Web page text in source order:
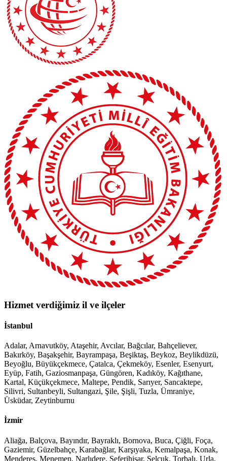
Hizmet verdiğimiz il ve ilçeler
İstanbul
Adalar, Arnavutköy, Ataşehir, Avcılar, Bağcılar, Bahçeliever,
Bakırköy, Başakşehir, Bayrampaşa, Beşiktaş, Beykoz, Beylikdüzü,
Beyoğlu, Büyükçekmece, Çatalca, Çekmeköy, Esenler, Esenyurt,
Eyüp, Fatih, Gaziosmanpaşa, Güngören, Kadıköy, Kağıthane,
Kartal, Küçükçekmece, Maltepe, Pendik, Sarıyer, Sancaktepe,
Silivri, Sultanbeyli, Sultangazi, Şile, Şişli, Tuzla, Ümraniye,
Üsküdar, Zeytinburnu
İzmir
Aliağa, Balçova, Bayındır, Bayraklı, Bornova, Buca, Çiğli, Foça,
Gaziemir, Güzelbahçe, Karabağlar, Karşıyaka, Kemalpaşa, Konak,
Menderes, Menemen, Narlıdere, Seferihisar, Selçuk, Torbalı, Urla,